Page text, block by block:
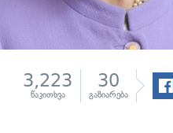
3,223
წაკითხვა
30
გაზიარება